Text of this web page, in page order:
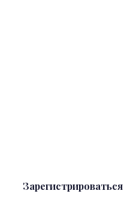
Зарегистрироваться